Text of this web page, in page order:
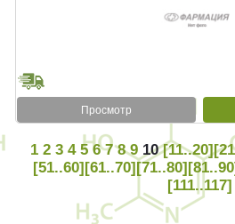
Просмотр
1 2 3 4 5 6 7 8 9 10 [11..20]
[51..60][61..70][71..80]
[111..117]